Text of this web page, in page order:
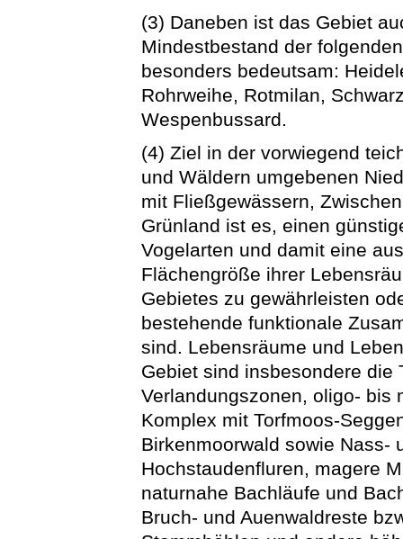
(3) Daneben ist das Gebiet
Mindestbestand der
besonders bedeutsam:
Rohrweihe, Rotmilan,
Wespenbussard.
(4) Ziel in der vorwiegend
und Wäldern umgebenen
mit Fließgewässern,
Grünland ist es, einen
Vogelarten und damit eine
Flächengröße ihrer
Gebietes zu gewährleisten
bestehende funktionale
sind. Lebensräume und
Gebiet sind insbesondere die
Verlandungszonen, oligo- bis
Komplex mit Torfmoos-
Birkenmoorwald sowie Nass-
Hochstaudenfluren, magere
naturnahe Bachläufe und
Bruch- und Auenwaldreste